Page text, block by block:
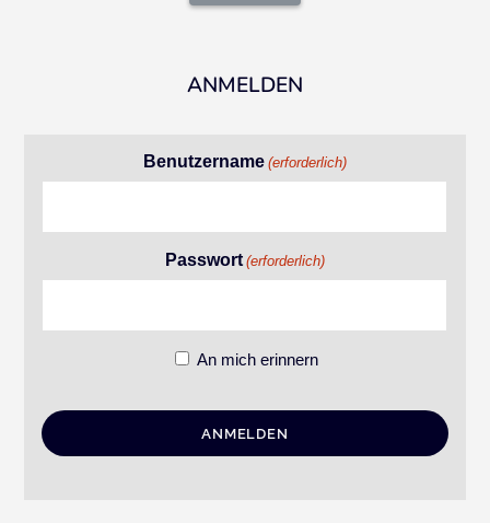
ANMELDEN
Benutzername (erforderlich)
Passwort (erforderlich)
An mich erinnern